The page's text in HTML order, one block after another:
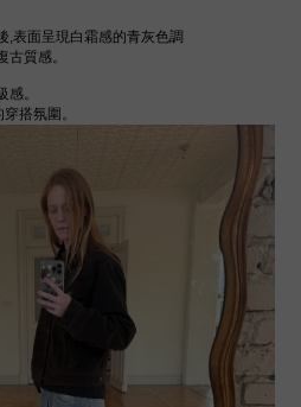
,表面呈現白霜感的青灰色調
質感。
。
搭氛圍。